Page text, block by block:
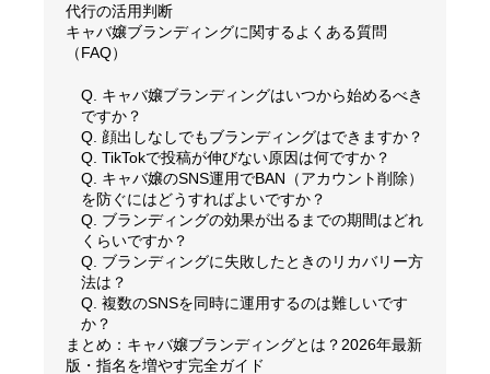
代行の活用判断
キャバ嬢ブランディングに関するよくある質問
（FAQ）
Q. キャバ嬢ブランディングはいつから始めるべき
ですか？
Q. 顔出しなしでもブランディングはできますか？
Q. TikTokで投稿が伸びない原因は何ですか？
Q. キャバ嬢のSNS運用でBAN（アカウント削除）
を防ぐにはどうすればよいですか？
Q. ブランディングの効果が出るまでの期間はどれ
くらいですか？
Q. ブランディングに失敗したときのリカバリー方
法は？
Q. 複数のSNSを同時に運用するのは難しいです
か？
まとめ：キャバ嬢ブランディングとは？2026年最新
版・指名を増やす完全ガイド